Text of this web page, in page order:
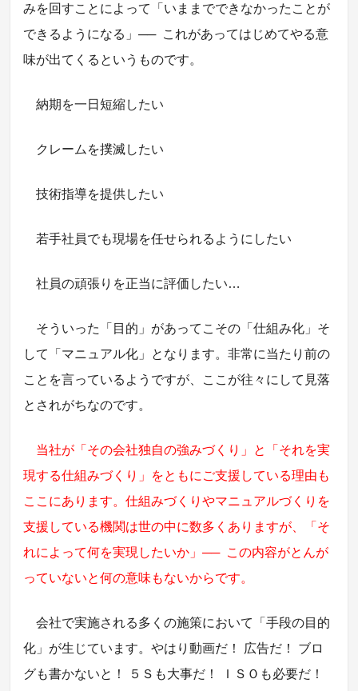
みを回すことによって「いままでできなかったことが
できるようになる」── これがあってはじめてやる意
味が出てくるというものです。
納期を一日短縮したい
クレームを撲滅したい
技術指導を提供したい
若手社員でも現場を任せられるようにしたい
社員の頑張りを正当に評価したい…
そういった「目的」があってこその「仕組み化」そ
して「マニュアル化」となります。非常に当たり前の
ことを言っているようですが、ここが往々にして見落
とされがちなのです。
当社が「その会社独自の強みづくり」と「それを実
現する仕組みづくり」をともにご支援している理由も
ここにあります。仕組みづくりやマニュアルづくりを
支援している機関は世の中に数多くありますが、「そ
れによって何を実現したいか」── この内容がとんが
っていないと何の意味もないからです。
会社で実施される多くの施策において「手段の目的
化」が生じています。やはり動画だ！ 広告だ！ ブロ
グも書かないと！ ５Ｓも大事だ！ ＩＳＯも必要だ！